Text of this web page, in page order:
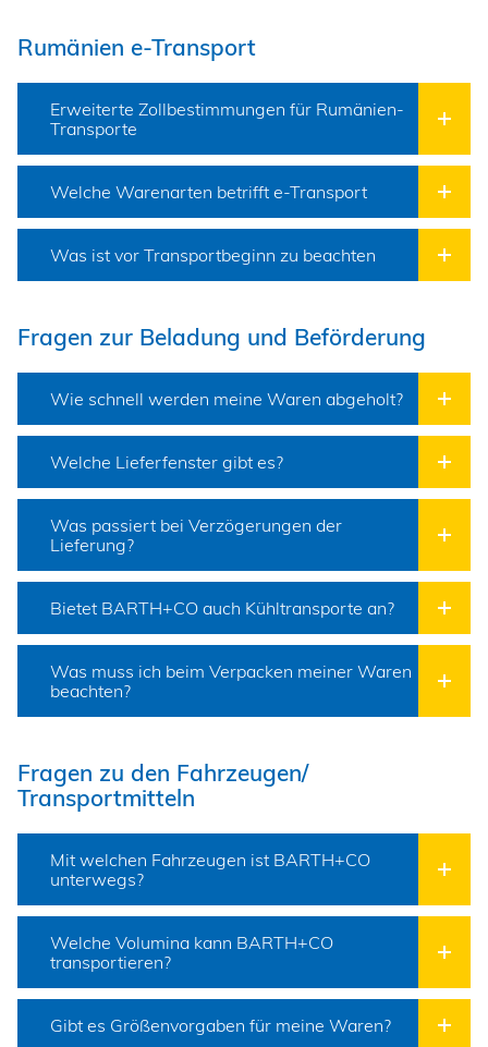
Rumänien e-Transport
Erweiterte Zollbestimmungen für Rumänien-
Transporte
Welche Warenarten betrifft e-Transport
Was ist vor Transportbeginn zu beachten
Fragen zur Beladung und Beförderung
Wie schnell werden meine Waren abgeholt?
Welche Lieferfenster gibt es?
Was passiert bei Verzögerungen der
Lieferung?
Bietet BARTH+CO auch Kühltransporte an?
Was muss ich beim Verpacken meiner Waren
beachten?
Fragen zu den Fahrzeugen/
Transportmitteln
Mit welchen Fahrzeugen ist BARTH+CO
unterwegs?
Welche Volumina kann BARTH+CO
transportieren?
Gibt es Größenvorgaben für meine Waren?